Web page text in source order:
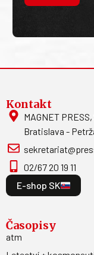
Kontakt
MAGNET
Bratislava -
02/67 20 19 11
E-shop SK
Časopisy
atm